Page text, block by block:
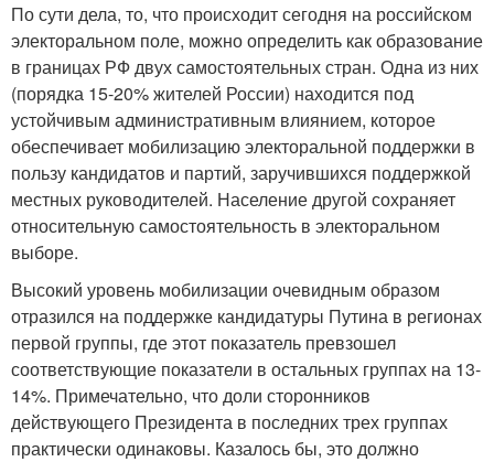
По сути дела, то, что происходит сегодня на российском
электоральном поле, можно определить как образование
в границах РФ двух самостоятельных стран. Одна из них
(порядка 15-20% жителей России) находится под
устойчивым административным влиянием, которое
обеспечивает мобилизацию электоральной поддержки в
пользу кандидатов и партий, заручившихся поддержкой
местных руководителей. Население другой сохраняет
относительную самостоятельность в электоральном
выборе.
Высокий уровень мобилизации очевидным образом
отразился на поддержке кандидатуры Путина в регионах
первой группы, где этот показатель превзошел
соответствующие показатели в остальных группах на 13-
14%. Примечательно, что доли сторонников
действующего Президента в последних трех группах
практически одинаковы. Казалось бы, это должно